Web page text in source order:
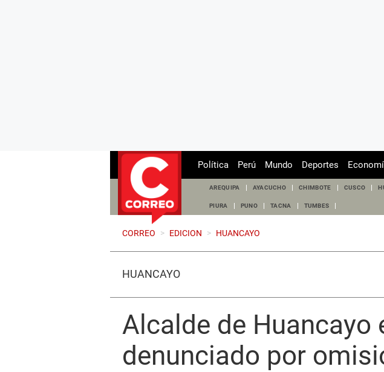
Política Perú Mundo Deportes
AREQUIPA AYACUCHO CHIMBOTE CUSCO
PIURA PUNO TACNA TUMBES
CORREO > EDICION > HUANCAYO
HUANCAYO
Alcalde de Huancayo
denunciado por